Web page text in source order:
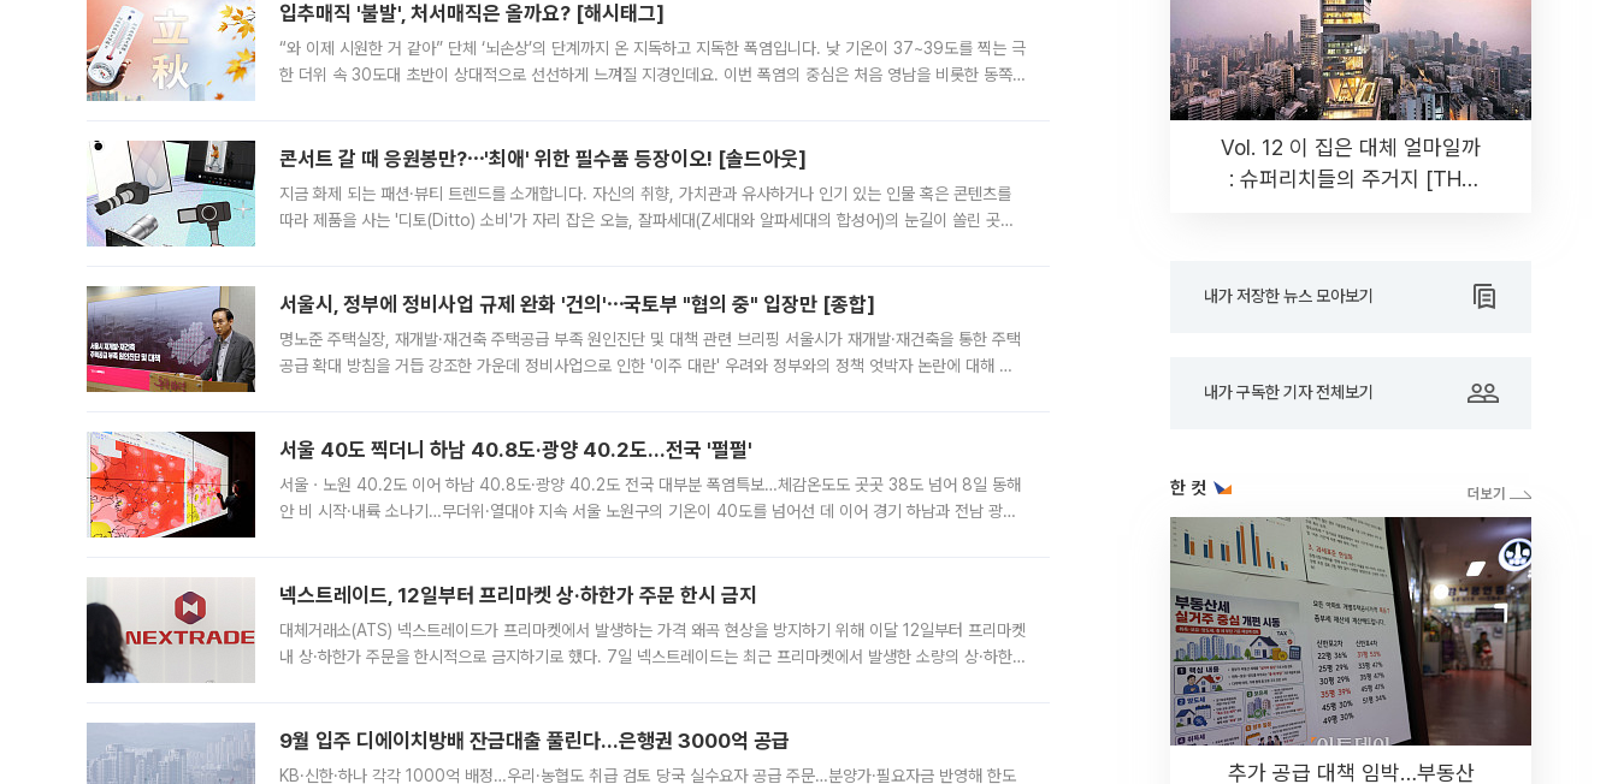
입추매직 '불발', 처서매직은 올까요? [해시태그]
“와 이제 시원한 거 같아” 단체 ‘뇌손상’의 단계까지 온 지독하고 지독한 폭염입니다. 낮 기온이 37~39도를 찍는 극
한 더위 속 30도대 초반이 상대적으로 선선하게 느껴질 지경인데요. 이번 폭염의 중심은 처음 영남을 비롯한 동쪽
콘서트 갈 때 응원봉만?⋯'최애' 위한 필수품 등장이오! [솔드아웃]
지금 화제 되는 패션·뷰티 트렌드를 소개합니다. 자신의 취향, 가치관과 유사하거나 인기 있는 인물 혹은 콘텐츠를
따라 제품을 사는 '디토(Ditto) 소비'가 자리 잡은 오늘, 잘파세대(Z세대와 알파세대의 합성어)의 눈길이 쏠린 곳은
서울시, 정부에 정비사업 규제 완화 '건의'⋯국토부 "협의 중" 입장만 [종합]
명노준 주택실장, 재개발·재건축 주택공급 부족 원인진단 및 대책 관련 브리핑 서울시가 재개발·재건축을 통한 주택
공급 확대 방침을 거듭 강조한 가운데 정비사업으로 인한 '이주 대란' 우려와 정부와의 정책 엇박자 논란에 대해 정
서울 40도 찍더니 하남 40.8도·광양 40.2도…전국 '펄펄'
서울ㆍ노원 40.2도 이어 하남 40.8도·광양 40.2도 전국 대부분 폭염특보…체감온도도 곳곳 38도 넘어 8일 동해
안 비 시작·내륙 소나기…무더위·열대야 지속 서울 노원구의 기온이 40도를 넘어선 데 이어 경기 하남과 전남 광양
넥스트레이드, 12일부터 프리마켓 상·하한가 주문 한시 금지
대체거래소(ATS) 넥스트레이드가 프리마켓에서 발생하는 가격 왜곡 현상을 방지하기 위해 이달 12일부터 프리마켓
내 상·하한가 주문을 한시적으로 금지하기로 했다. 7일 넥스트레이드는 최근 프리마켓에서 발생한 소량의 상·하한
9월 입주 디에이치방배 잔금대출 풀린다…은행권 3000억 공급
KB·신한·하나 각각 1000억 배정…우리·농협도 취급 검토 당국 실수요자 공급 주문…분양가·필요자금 반영해 한도
Vol. 12 이 집은 대체 얼마일까
: 슈퍼리치들의 주거지 [THE
내가 저장한 뉴스 모아보기
내가 구독한 기자 전체보기
한 컷
추가 공급 대책 임박…부동산